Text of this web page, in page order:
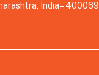
India – 400069